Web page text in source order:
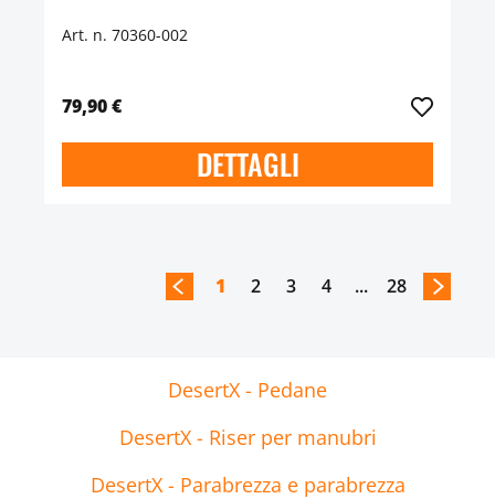
Art. n. 70360-002
79,90 €
DETTAGLI
1 2 3 4 ... 28
DesertX - Pedane
DesertX - Riser per manubri
DesertX - Parabrezza e parabrezza